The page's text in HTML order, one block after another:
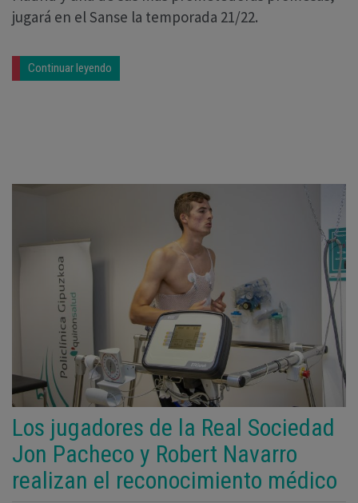
jugará en el Sanse la temporada 21/22.
Continuar leyendo
Los jugadores de la Real Sociedad
Jon Pacheco y Robert Navarro
realizan el reconocimiento médico